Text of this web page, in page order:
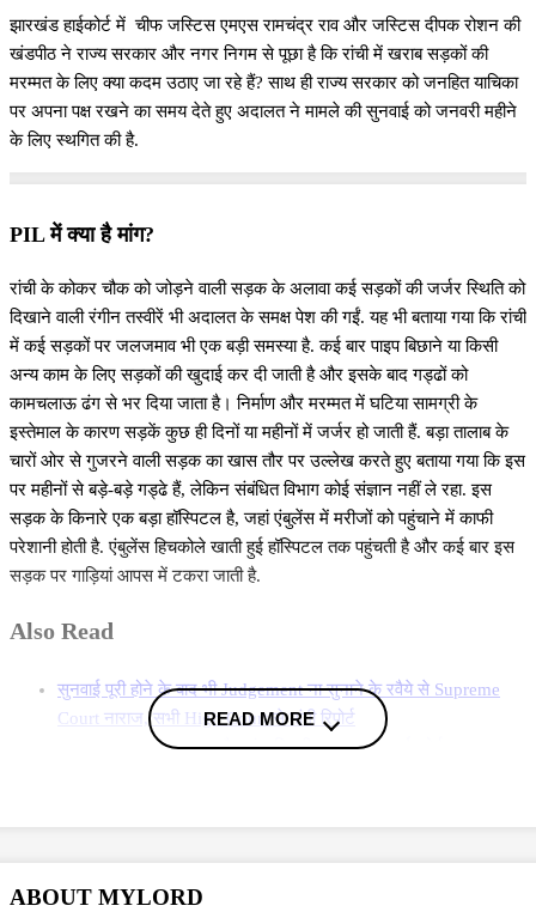
झारखंड हाईकोर्ट में चीफ जस्टिस एमएस रामचंद्र राव और जस्टिस दीपक रोशन की
खंडपीठ ने राज्य सरकार और नगर निगम से पूछा है कि रांची में खराब सड़कों की
मरम्मत के लिए क्या कदम उठाए जा रहे हैं? साथ ही राज्य सरकार को जनहित याचिका
पर अपना पक्ष रखने का समय देते हुए अदालत ने मामले की सुनवाई को जनवरी महीने
के लिए स्थगित की है.
PIL में क्या है मांग?
रांची के कोकर चौक को जोड़ने वाली सड़क के अलावा कई सड़कों की जर्जर स्थिति को
दिखाने वाली रंगीन तस्वीरें भी अदालत के समक्ष पेश की गईं. यह भी बताया गया कि रांची
में कई सड़कों पर जलजमाव भी एक बड़ी समस्या है. कई बार पाइप बिछाने या किसी
अन्य काम के लिए सड़कों की खुदाई कर दी जाती है और इसके बाद गड्ढों को
कामचलाऊ ढंग से भर दिया जाता है। निर्माण और मरम्मत में घटिया सामग्री के
इस्तेमाल के कारण सड़कें कुछ ही दिनों या महीनों में जर्जर हो जाती हैं. बड़ा तालाब के
चारों ओर से गुजरने वाली सड़क का खास तौर पर उल्लेख करते हुए बताया गया कि इस
पर महीनों से बड़े-बड़े गड्ढे हैं, लेकिन संबंधित विभाग कोई संज्ञान नहीं ले रहा. इस
सड़क के किनारे एक बड़ा हॉस्पिटल है, जहां एंबुलेंस में मरीजों को पहुंचाने में काफी
परेशानी होती है. एंबुलेंस हिचकोले खाती हुई हॉस्पिटल तक पहुंचती है और कई बार इस
सड़क पर गाड़ियां आपस में टकरा जाती है.
Also Read
सुनवाई पूरी होने के बाद भी Judgement ना सुनाने के रवैये से Supreme
Court नाराज, सभी High Court से मांगी रिपोर्ट
पारसनाथ पहाड़ पर शराब और मांस बिक्री पर झारखंड हाई कोर्ट का कड़ा
READ MORE
ABOUT MYLORD